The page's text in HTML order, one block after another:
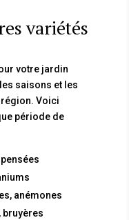
variétés
votre jardin
saisons et les
Voici
période de
anémones
bruyères